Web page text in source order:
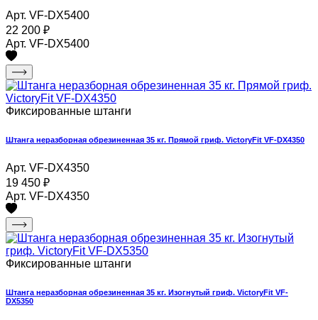
Арт. VF-DX5400
22 200 ₽
Арт. VF-DX5400
Фиксированные штанги
Штанга неразборная обрезиненная 35 кг. Прямой гриф. VictoryFit VF-DX4350
Арт. VF-DX4350
19 450 ₽
Арт. VF-DX4350
Фиксированные штанги
Штанга неразборная обрезиненная 35 кг. Изогнутый гриф. VictoryFit VF-
DX5350